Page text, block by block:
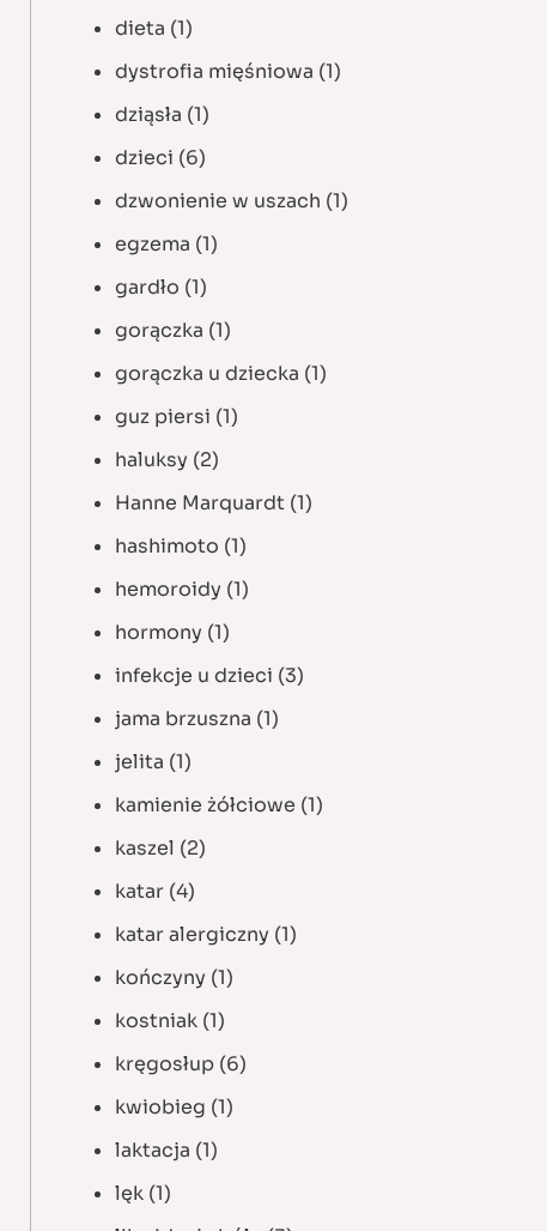
dieta (1)
dystrofia mięśniowa (1)
dziąsła (1)
dzieci (6)
dzwonienie w uszach (1)
egzema (1)
gardło (1)
gorączka (1)
gorączka u dziecka (1)
guz piersi (1)
haluksy (2)
Hanne Marquardt (1)
hashimoto (1)
hemoroidy (1)
hormony (1)
infekcje u dzieci (3)
jama brzuszna (1)
jelita (1)
kamienie żółciowe (1)
kaszel (2)
katar (4)
katar alergiczny (1)
kończyny (1)
kostniak (1)
kręgosłup (6)
kwiobieg (1)
laktacja (1)
lęk (1)